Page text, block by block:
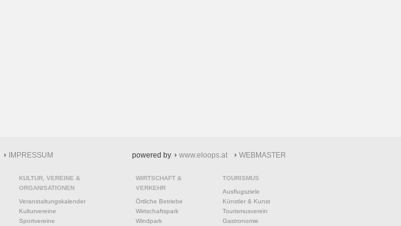
IMPRESSUM powered by www.eloops.at WEBMASTER
KULTUR, VEREINE &
ORGANISATIONEN
Veranstaltungskalender
Kulturvereine
Sportvereine
WIRTSCHAFT &
VERKEHR
Örtliche Betriebe
Wirtschaftspark
Windpark
TOURISMUS
Ausflugsziele
Künstler & Kunst
Tourismusverein
Gastronomie